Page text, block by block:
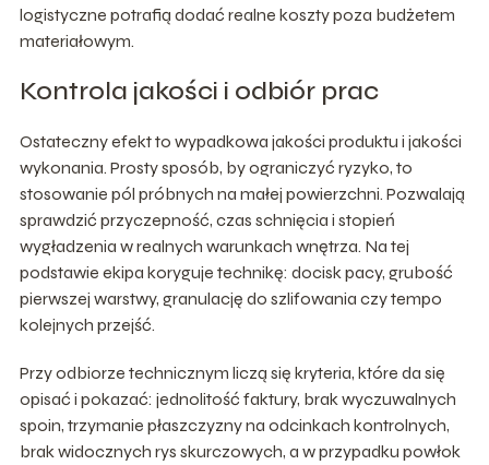
logistyczne potrafią dodać realne koszty poza budżetem
materiałowym.
Kontrola jakości i odbiór prac
Ostateczny efekt to wypadkowa jakości produktu i jakości
wykonania. Prosty sposób, by ograniczyć ryzyko, to
stosowanie pól próbnych na małej powierzchni. Pozwalają
sprawdzić przyczepność, czas schnięcia i stopień
wygładzenia w realnych warunkach wnętrza. Na tej
podstawie ekipa koryguje technikę: docisk pacy, grubość
pierwszej warstwy, granulację do szlifowania czy tempo
kolejnych przejść.
Przy odbiorze technicznym liczą się kryteria, które da się
opisać i pokazać: jednolitość faktury, brak wyczuwalnych
spoin, trzymanie płaszczyzny na odcinkach kontrolnych,
brak widocznych rys skurczowych, a w przypadku powłok